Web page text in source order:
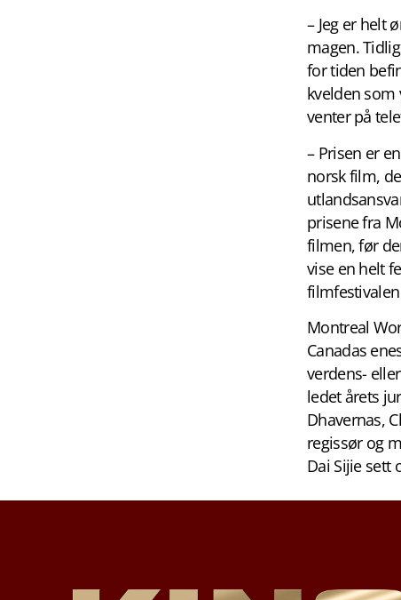
– Jeg er helt
magen.
for tiden
kvelden
venter på
– Prisen er
norsk film,
prisene fra
filmen, før
vise en helt
Montreal
Canadas
verdens-
ledet årets
Dhavernas,
regissør og
Dai Sijie sett